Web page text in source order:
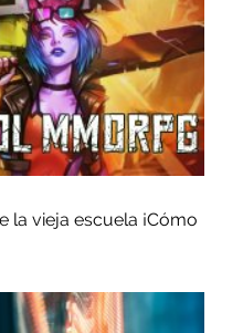
la vieja escuela ¡Cómo